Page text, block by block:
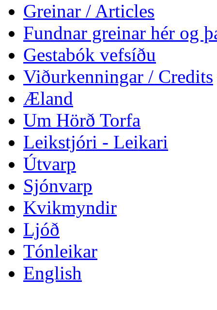
Greinar / Articles
Fundnar greinar hér og
Gestabók vefsíðu
Viðurkenningar / Credits
Æland
Um Hörð Torfa
Leikstjóri - Leikari
Útvarp
Sjónvarp
Kvikmyndir
Ljóð
Tónleikar
English